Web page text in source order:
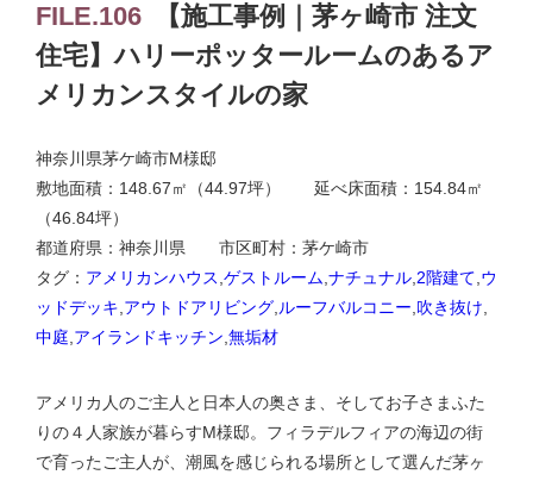
FILE.106
【施工事例｜茅ヶ崎市 注文
住宅】ハリーポッタールームのあるア
メリカンスタイルの家
神奈川県茅ケ崎市M様邸
敷地面積：148.67㎡（44.97坪） 延べ床面積：154.84㎡
（46.84坪）
都道府県：神奈川県 市区町村：茅ケ崎市
タグ： アメリカンハウス ゲストルーム ナチュナル 2階建て ウ
ッドデッキ アウトドアリビング ルーフバルコニー 吹き抜け
中庭 アイランドキッチン 無垢材
アメリカ人のご主人と日本人の奥さま、そしてお子さまふた
りの４人家族が暮らすM様邸。フィラデルフィアの海辺の街
で育ったご主人が、潮風を感じられる場所として選んだ茅ヶ